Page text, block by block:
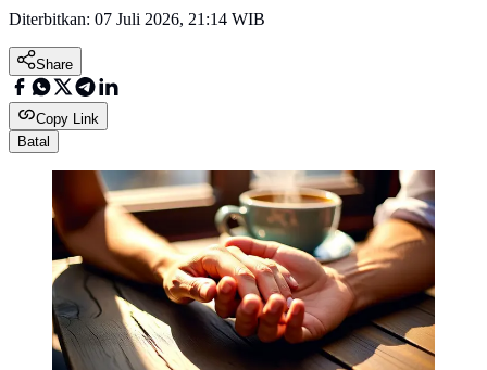
Diterbitkan: 07 Juli 2026, 21:14 WIB
Share
Copy Link
Batal